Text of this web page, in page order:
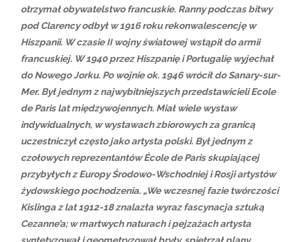
otrzymał obywatelstwo francuskie. Ranny podczas bitwy
pod Clarency odbył w 1916 roku rekonwalescencję w
Hiszpanii. W czasie II wojny światowej wstąpił do armii
francuskiej. W 1940 przez Hiszpanię i Portugalię wyjechał
do Nowego Jorku. Po wojnie ok. 1946 wrócił do Sanary-sur-
Mer. Był jednym z najwybitniejszych przedstawicieli Ecole
de Paris lat międzywojennych. Miał wiele wystaw
indywidualnych, w wystawach zbiorowych za granicą
uczestniczył często jako artysta polski. Był jednym z
czołowych reprezentantów École de Paris skupiającej
przybyłych z Europy Środowo-Wschodniej i Rosji artystów
żydowskiego pochodzenia. „We wczesnej fazie twórczości
Kislinga z lat 1912-18 znalazła wyraz fascynacja sztuką
Cezanne’a; w martwych naturach i pejzażach artysta
syntetyzował i geometryzował bryły, spiętrzał plany